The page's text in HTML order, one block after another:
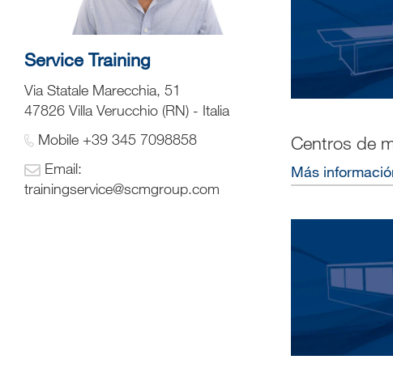
Service Training
Via Statale Marecchia, 51
47826 Villa Verucchio (RN) - Italia
Mobile +39 345 7098858
Email:
trainingservice@scmgroup.com
Centros de
Más